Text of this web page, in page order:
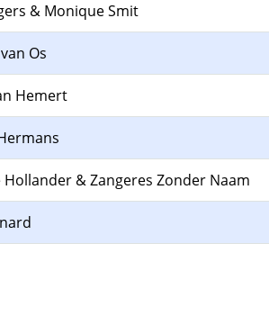
& Monique Smit
Os
Hemert
Hollander & Zangeres Zonder Naam